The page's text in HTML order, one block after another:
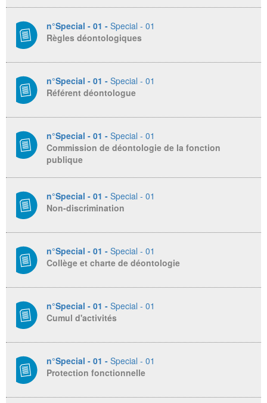
n°Special - 01 - Special - 01
Règles déontologiques
n°Special - 01 - Special - 01
Référent déontologue
n°Special - 01 - Special - 01
Commission de déontologie de la fonction
publique
n°Special - 01 - Special - 01
Non-discrimination
n°Special - 01 - Special - 01
Collège et charte de déontologie
n°Special - 01 - Special - 01
Cumul d'activités
n°Special - 01 - Special - 01
Protection fonctionnelle